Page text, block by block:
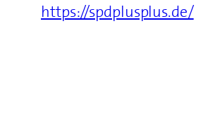
https://spdplusplus.de/